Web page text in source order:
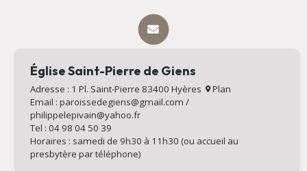
Église Saint-Pierre de Giens
Adresse : 1 Pl. Saint-Pierre 83400 Hyères
Plan
Email : paroissedegiens@gmail.com /
philippelepivain@yahoo.fr
Tel : 04 98 04 50 39
Horaires : samedi de 9h30 à 11h30 (ou accueil au
presbytère par téléphone)